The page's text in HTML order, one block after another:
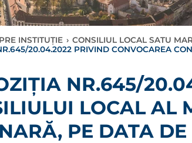
INSTITUȚIE › CONSILIUL LOCAL SATU
20.04.2022 PRIVIND CONVOCAREA
NR.645/
LOCAL AL
PE DATA